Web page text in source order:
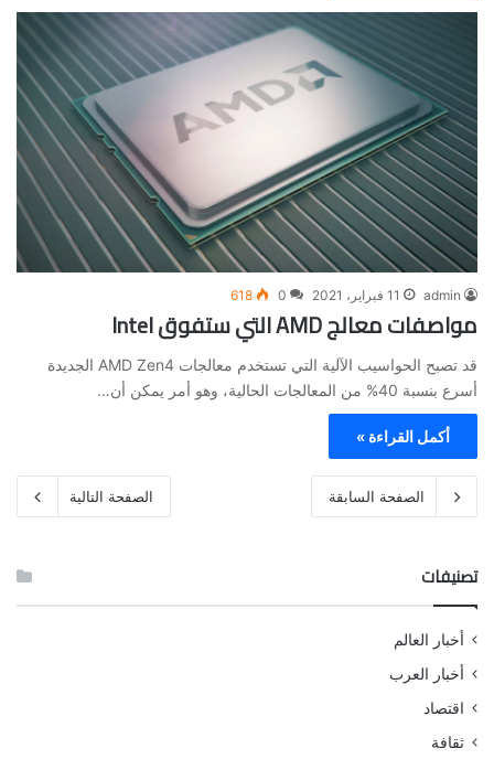
admin 11 فبراير، 2021 0
618
مواصفات معالج AMD التي ستفوق Intel
قد تصبح الحواسيب الآلية التي تستخدم معالجات AMD Zen4 الجديدة
أسرع بنسبة 40% من المعالجات الحالية، وهو أمر يمكن أن…
أكمل القراءة »
الصفحة السابقة الصفحة التالية
تصنيفات
أخبار العالم
أخبار العرب
اقتصاد
ثقافة